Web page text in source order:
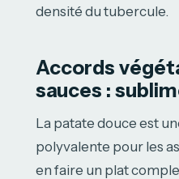
densité du tubercule.
Accords
sauces :
La patate douce est
polyvalente pour les
en faire un plat